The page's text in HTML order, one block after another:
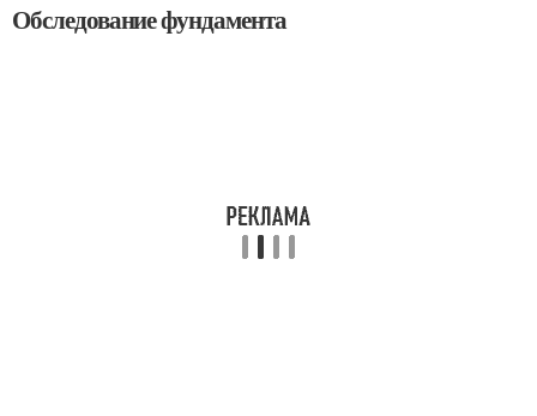
Обследование фундамента